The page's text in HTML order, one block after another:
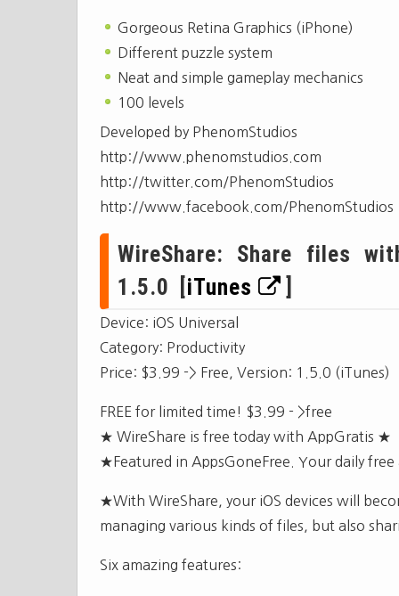
Gorgeous Retina Graphics (iPhone)
Different puzzle system
Neat and simple gameplay mechanics
100 levels
Developed by PhenomStudios
http://www.phenomstudios.com
http://twitter.com/PhenomStudios
http://www.facebook.com/PhenomStudios
WireShare: Share files
1.5.0 [ iTunes
Device: iOS Universal
Category: Productivity
Price: $3.99 -> Free, Version: 1.5.0 (iTunes)
FREE for limited time! $3.99 - >free
★ WireShare is free today with AppGratis ★
★Featured in AppsGoneFree. Your daily
★With WireShare, your iOS devices will
managing various kinds of files, but also
Six amazing features: